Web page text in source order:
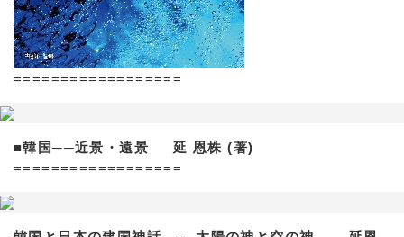
==================
■韓国──近景・遠景 延 恩株 (著)
==================